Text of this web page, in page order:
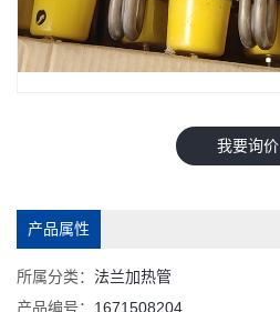
我要询价
产品属性
所属分类： 法兰加热管
产品编号： 1671508204